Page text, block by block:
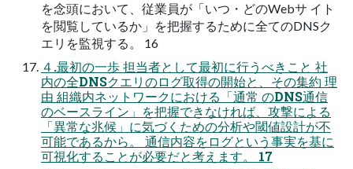
を念頭において、従業員が「いつ・どのWebサ イト
を閲覧しているか」を把握するために全てのDNSク
エリを監視する。 16
４.最初の一歩 担当者として最初に行うべきこと 社
内の全DNSクエリのログ取得の開始と、その集約 理
由 組織内ネットワークにおける「通常 のDNS通信
のベースライン」を把握できなければ、攻撃による
「異常な兆候」に気づくための分析や閾値設計が不
可能であるから。 通信内容をログという事実を基に
可視化することが必要だと考えます。 17